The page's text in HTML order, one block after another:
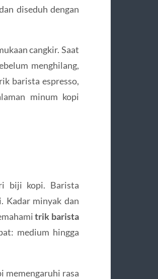
diseduh dengan
cangkir. Saat
menghilang,
barista espresso,
minum kopi
biji kopi. Barista
Kadar minyak dan
trik barista
medium hingga
memengaruhi rasa